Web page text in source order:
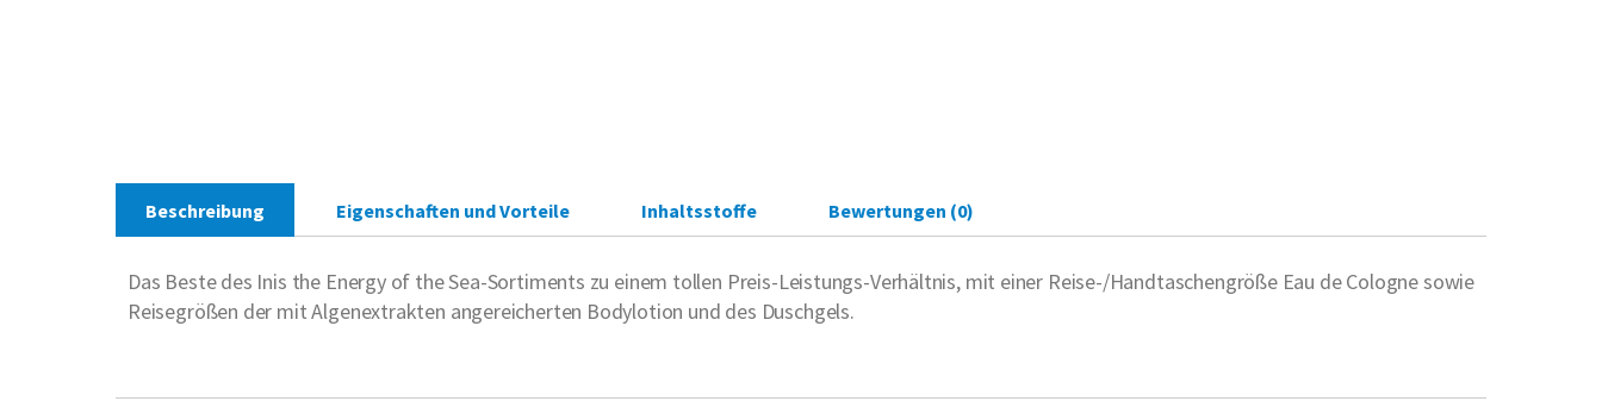
Beschreibung Eigenschaften und Vorteile Inhaltsstoffe Bewertungen (0)
Das Beste des Inis the Energy of the Sea-Sortiments zu einem tollen Preis-Leistungs-Verhältnis, mit einer Reise-/Handtaschengröße Eau de Cologne sowie
Reisegrößen der mit Algenextrakten angereicherten Bodylotion und des Duschgels.